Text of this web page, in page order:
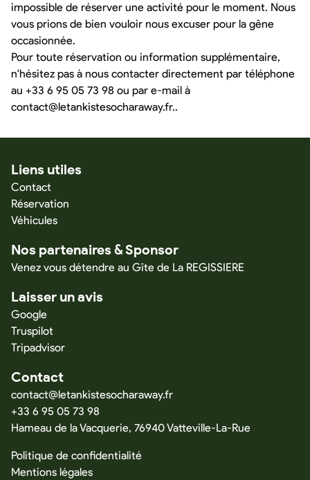
impossible de réserver une activité pour le moment. Nous
vous prions de bien vouloir nous excuser pour la gêne
occasionnée.
Pour toute réservation ou information supplémentaire,
n'hésitez pas à nous contacter directement par téléphone
au +33 6 95 05 73 98 ou par e-mail à
contact@letankistesocharaway.fr..
Liens utiles
Contact
Réservation
Véhicules
Nos partenaires & Sponsor
Venez vous détendre au Gîte de La REGISSIERE
Laisser un avis
Google
Truspilot
Tripadvisor
Contact
contact@letankistesocharaway.fr
+33 6 95 05 73 98
Hameau de la Vacquerie, 76940 Vatteville-La-Rue
Politique de confidentialité
Mentions légales